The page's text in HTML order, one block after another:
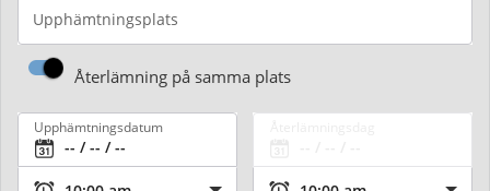
Upphämtningsplats
Återlämning på samma plats
Upphämtningsdatum